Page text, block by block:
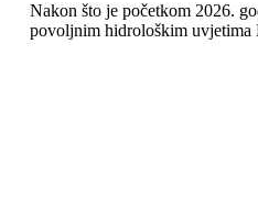
Nakon što je početkom 2026.
povoljnim hidrološkim uvjetima